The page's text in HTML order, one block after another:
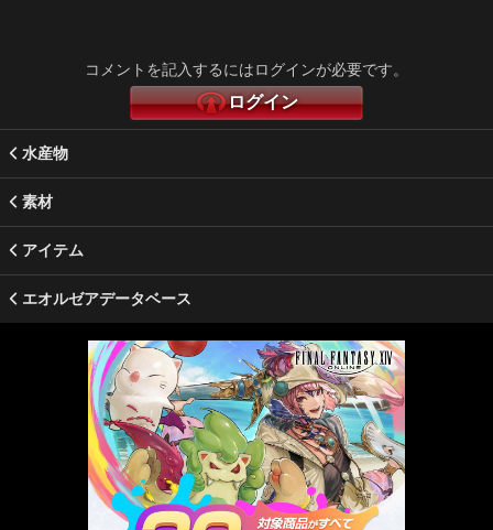
コメントを記入するにはログインが必要です。
ログイン
水産物
素材
アイテム
エオルゼアデータベース